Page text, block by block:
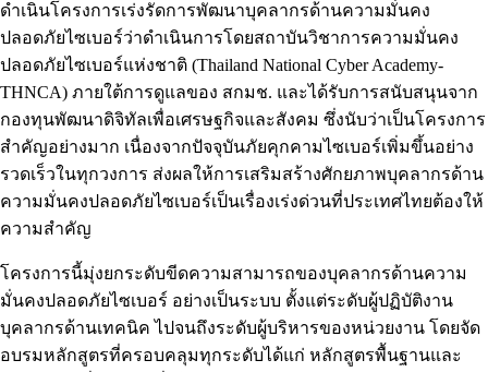
ดำเนินโครงการเร่งรัดการพัฒนาบุคลากรด้านความมั่นคง
ปลอดภัยไซเบอร์ว่าดำเนินการโดยสถาบันวิชาการความมั่นคง
ปลอดภัยไซเบอร์แห่งชาติ (Thailand National Cyber Academy-
THNCA) ภายใต้การดูแลของ สกมช. และได้รับการสนับสนุนจาก
กองทุนพัฒนาดิจิทัลเพื่อเศรษฐกิจและสังคม ซึ่งนับว่าเป็นโครงการ
สำคัญอย่างมาก เนื่องจากปัจจุบันภัยคุกคามไซเบอร์เพิ่มขึ้นอย่าง
รวดเร็วในทุกวงการ ส่งผลให้การเสริมสร้างศักยภาพบุคลากรด้าน
ความมั่นคงปลอดภัยไซเบอร์เป็นเรื่องเร่งด่วนที่ประเทศไทยต้องให้
ความสำคัญ
โครงการนี้มุ่งยกระดับขีดความสามารถของบุคลากรด้านความ
มั่นคงปลอดภัยไซเบอร์ อย่างเป็นระบบ ตั้งแต่ระดับผู้ปฏิบัติงาน
บุคลากรด้านเทคนิค ไปจนถึงระดับผู้บริหารของหน่วยงาน โดยจัด
อบรมหลักสูตรที่ครอบคลุมทุกระดับได้แก่ หลักสูตรพื้นฐานและ